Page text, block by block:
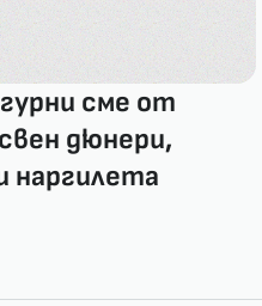
сме от
дюнери,
наргилета